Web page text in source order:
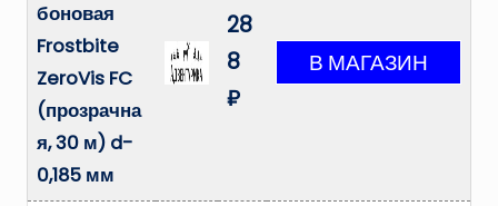
боновая
Frostbite
ZeroVis FC
(прозрачна
я, 30 м) d-
0,185 мм
28
8
₽